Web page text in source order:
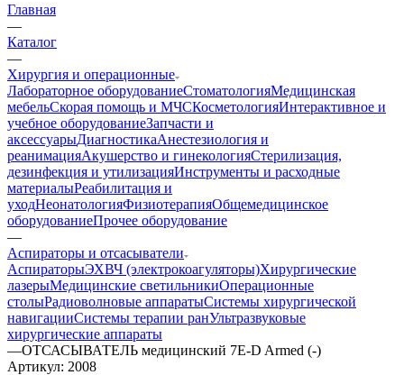
Главная
—
Каталог
—
Хирургия и операционные
Лабораторное оборудованиеСтоматологияМедицинская
мебельСкорая помощь и МЧСКосметологияИнтерактивное и
учебное оборудованиеЗапчасти и
аксессуарыДиагностикаАнестезиология и
реанимацияАкушерство и гинекологияСтерилизация,
дезинфекция и утилизацияИнструменты и расходные
материалыРеабилитация и
уходНеонатологияФизиотерапияОбщемедицинское
оборудованиеПрочее оборудование
—
Аспираторы и отсасыватели
АспираторыЭХВЧ (электрокоагуляторы)Хирургические
лазерыМедицинские светильникиОперационные
столыРадиоволновые аппаратыСистемы хирургической
навигацииСистемы терапии ранУльтразвуковые
хирургические аппараты
—ОТСАСЫВАТЕЛЬ медицинский 7E-D Armed (-)
Артикул: 2008